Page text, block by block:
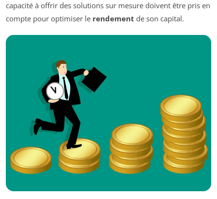
capacité à offrir des solutions sur mesure doivent être pris en
compte pour optimiser le rendement de son capital.